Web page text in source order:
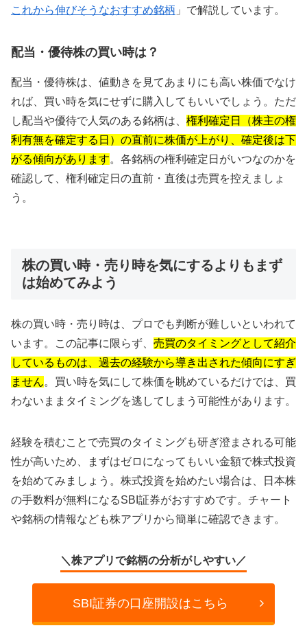
これから伸びそうなおすすめ銘柄 」で解説しています。
配当・優待株の買い時は？
配当・優待株は、値動きを見てあまりにも高い株価でなけ
れば、買い時を気にせずに購入してもいいでしょう。ただ
し配当や優待で人気のある銘柄は、 権利確定日（株主の権
利有無を確定する日）の直前に株価が上がり、確定後は下
がる傾向があります。各銘柄の権利確定日がいつなのかを
確認して、権利確定日の直前・直後は売買を控えましょ
う。
株の買い時・売り時を気にするよりもまず
は始めてみよう
株の買い時・売り時は、プロでも判断が難しいといわれて
います。この記事に限らず、 売買のタイミングとして紹介
しているものは、過去の経験から導き出された傾向にすぎ
ません。買い時を気にして株価を眺めているだけでは、買
わないままタイミングを逃してしまう可能性があります。
経験を積むことで売買のタイミングも研ぎ澄まされる可能
性が高いため、まずはゼロになってもいい金額で株式投資
を始めてみましょう。株式投資を始めたい場合は、日本株
の手数料が無料になるSBI証券がおすすめです。チャート
や銘柄の情報なども株アプリから簡単に確認できます。
＼株アプリで銘柄の分析がしやすい／
SBI証券の口座開設はこちら